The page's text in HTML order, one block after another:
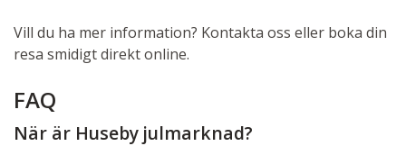
Vill du ha mer information? Kontakta oss eller boka din
resa smidigt direkt online.
FAQ
När är Huseby julmarknad?